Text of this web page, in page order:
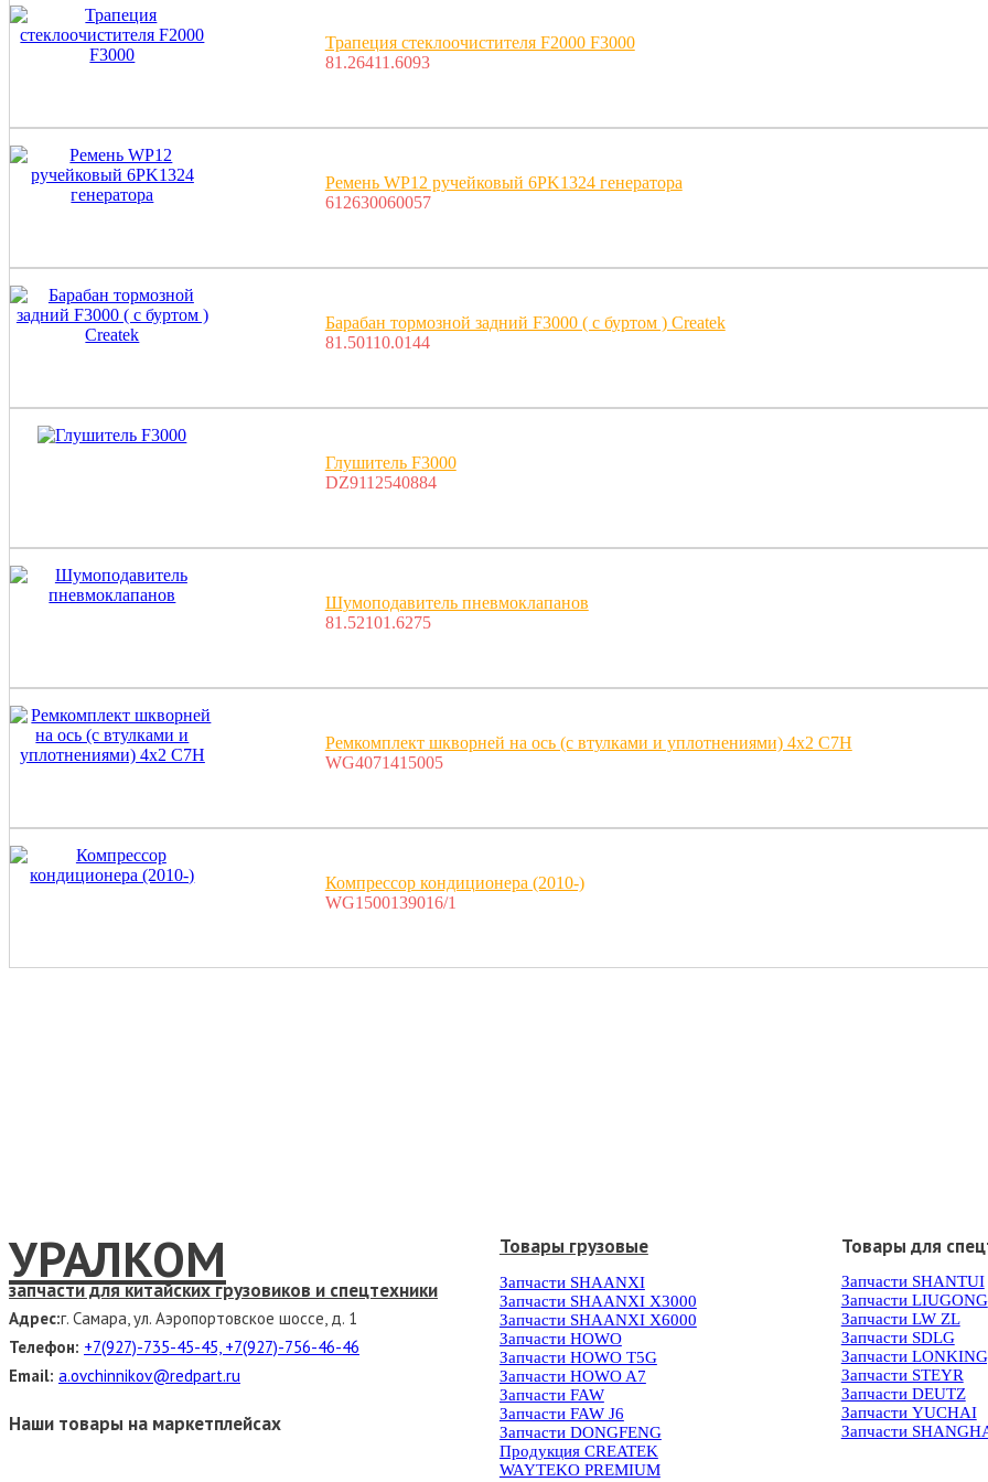
Трапеция стеклоочистителя F2000 F3000
81.26411.6093
Ремень WP12 ручейковый 6PK1324 генератора
612630060057
Барабан тормозной задний F3000 ( с буртом ) Createk
81.50110.0144
Глушитель F3000
DZ9112540884
Шумоподавитель пневмоклапанов
81.52101.6275
Ремкомплект шкворней на ось (с втулками и уплотнениями) 4x2 C7H
WG4071415005
Компрессор кондиционера (2010-)
WG1500139016/1
УРАЛКОМ
запчасти для китайских грузовиков и спецтехники
Адрес:г. Самара, ул. Аэропортовское шоссе, д. 1
Телефон: +7(927)-735-45-45, +7(927)-756-46-46
Email: a.ovchinnikov@redpart.ru
Наши товары на маркетплейсах
Товары грузовые
Запчасти SHAANXI
Запчасти SHAANXI X3000
Запчасти SHAANXI X6000
Запчасти HOWO
Запчасти HOWO T5G
Запчасти HOWO A7
Запчасти FAW
Запчасти FAW J6
Запчасти DONGFENG
Продукция CREATEK
WAYTEKO PREMIUM
Товары для
Запчасти SHANTUI
Запчасти LIUGONG
Запчасти LW ZL
Запчасти SDLG
Запчасти
Запчасти STEYR
Запчасти DEUTZ
Запчасти YUCHAI
Запчасти